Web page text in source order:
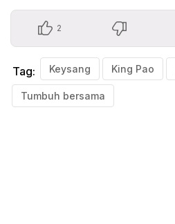
2
Tag: Keysang King Pao
Tumbuh bersama